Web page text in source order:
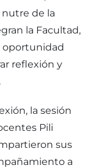
nutre de la
la Facultad,
oportunidad
reflexión y
la sesión
Pili
sus
a